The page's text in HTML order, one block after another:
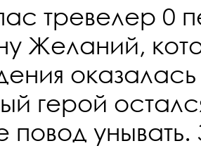
тревелер 0
Желаний,
герой
повод унывать.